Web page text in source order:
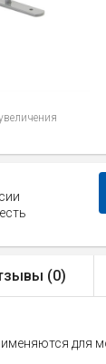
(0)
для